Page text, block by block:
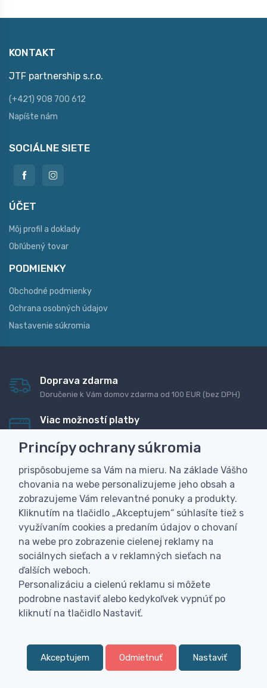
KONTAKT
JTF partnership s.r.o.
(+421) 908 700 612
Napíšte nám
SOCIÁLNE SIETE
ÚČET
Môj profil a doklady
Obľúbený tovar
PODMIENKY
Obchodné podmienky
Ochrana osobných údajov
Nastavenie súkromia
Doprava zdarma
Doručenie k Vám domov zdarma od 100 EUR (bez DPH)
Viac možností platby
dobierku
Personalizácia
Vyrobíme Vám vlastný originálny darček
Skúsenosť
Široký sortiment, z ktorého Vám pomôžeme vybrať
0
Princípy ochrany súkromia
prispôsobujeme sa Vám na mieru. Na základe Vášho
chovania na webe personalizujeme jeho obsah a
zobrazujeme Vám relevantné ponuky a produkty.
Kliknutím na tlačidlo „Akceptujem“ súhlasíte tiež s
využívaním cookies a predaním údajov o chovaní
na webe pro zobrazenie cielenej reklamy na
sociálnych sieťach a v reklamných sieťach na
ďalších weboch.
Personalizáciu a cielenú reklamu si môžete
podrobne nastaviť alebo kedykoľvek vypnúť po
kliknutí na tlačidlo Nastaviť.
Akceptujem Odmietnuť Nastaviť